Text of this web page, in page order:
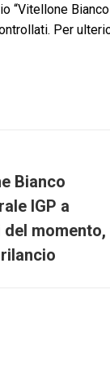
“Vitellone
Per
Bianco
IGP a